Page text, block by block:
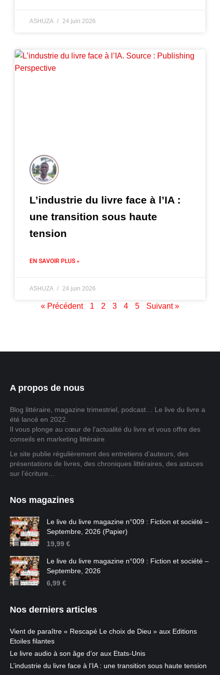
ASHUZA 24 juin 2026
L’industrie du livre face à l’IA :
une transition sous haute
tension
EN SAVOIR PLUS »
ASHUZA 24 juin 2026
« Précédent 1 2 3 4 5 Suivant »
A propos de nous
Blog littéraire, magazine trimestriel, podcast… Le live du livre a
été lancé en 2022.
Il vous plonge au cœur de l'actualité du livre et vous offre des
conseils en marketing littéraire.
Le site publie régulièrement des entretiens d’auteurs, des
présentations de livres, des chroniques littéraires, des astuces
sur l’écriture…
Nos magazines
Le live du livre magazine n°009 : Fiction et société –
Septembre, 2026 (Papier)
19,99 €
Le live du livre magazine n°009 : Fiction et société –
Septembre, 2026
6,99 €
Nos derniers articles
Vient de paraître « Rescapé Le choix de Dieu » aux Editions
Etoiles filantes
Le livre audio à son âge d’or aux Etats-Unis
L’industrie du livre face à l’IA : une transition sous haute tension